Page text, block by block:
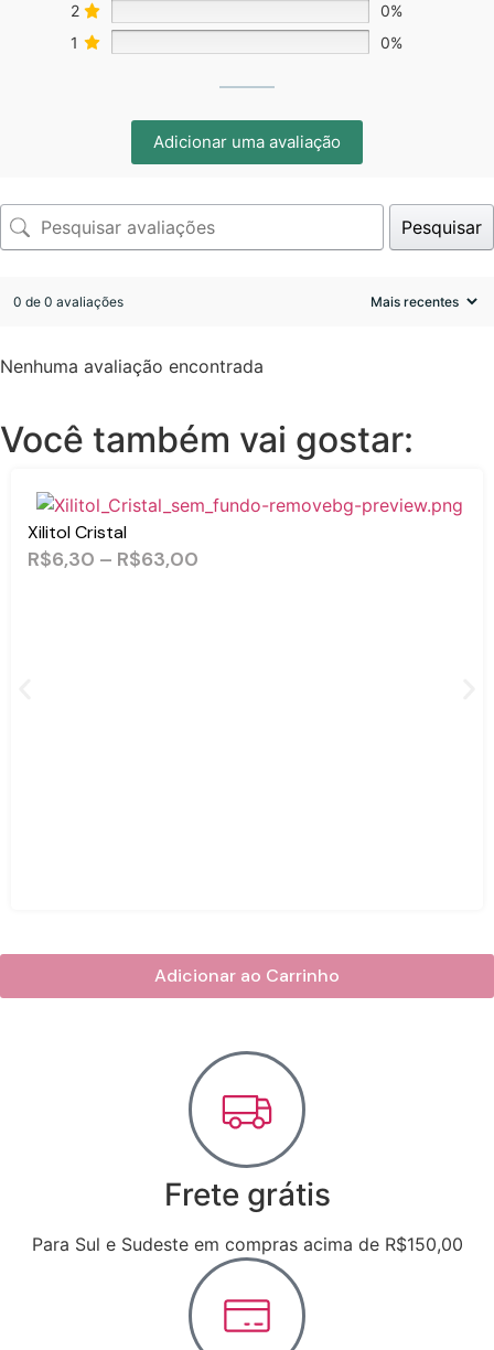
2
0%
1
0%
Adicionar uma avaliação
Pesquisar
0 de 0 avaliações
Nenhuma avaliação encontrada
Você também vai gostar:
Xilitol Cristal
R$6,30 – R$63,00
Adicionar ao Carrinho
Frete grátis
Para Sul e Sudeste em compras acima de R$150,00